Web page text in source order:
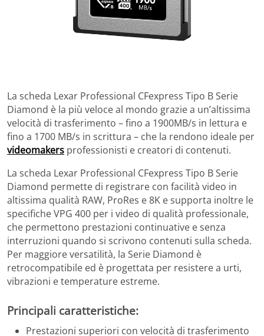
La scheda Lexar Professional CFexpress Tipo B Serie
Diamond è la più veloce al mondo grazie a un’altissima
velocità di trasferimento – fino a 1900MB/s in lettura e
fino a 1700 MB/s in scrittura – che la rendono ideale per
videomakers professionisti e creatori di contenuti.
La scheda Lexar Professional CFexpress Tipo B Serie
Diamond permette di registrare con facilità video in
altissima qualità RAW, ProRes e 8K e supporta inoltre le
specifiche VPG 400 per i video di qualità professionale,
che permettono prestazioni continuative e senza
interruzioni quando si scrivono contenuti sulla scheda.
Per maggiore versatilità, la Serie Diamond è
retrocompatibile ed è progettata per resistere a urti,
vibrazioni e temperature estreme.
Principali caratteristiche:
Prestazioni superiori con velocità di trasferimento